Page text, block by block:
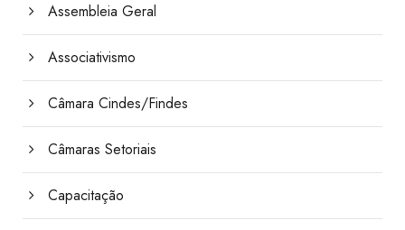
Assembleia Geral
Associativismo
Câmara Cindes/Findes
Câmaras Setoriais
Capacitação